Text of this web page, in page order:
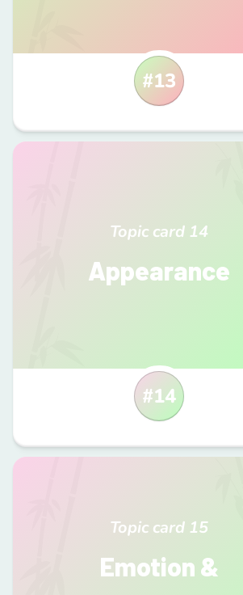
#13
Topic card 14
Appearance
#14
Topic card 15
Emotion &